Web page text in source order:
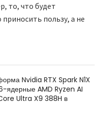
то, что будет
пользу, а не
Nvidia RTX Spark N1X
ядерные AMD Ryzen AI
Ultra X9 388H в